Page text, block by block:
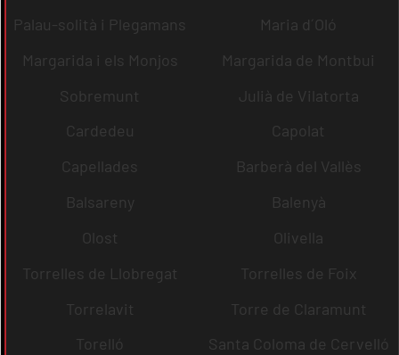
Palau-solità i Plegamans
Maria d´Oló
Margarida i els Monjos
Margarida de Montbui
Sobremunt
Julià de Vilatorta
Cardedeu
Capolat
Capellades
Barberà del Vallès
Balsareny
Balenyà
Olost
Olivella
Torrelles de Llobregat
Torrelles de Foix
Torrelavit
Torre de Claramunt
Torelló
Santa Coloma de Cervelló